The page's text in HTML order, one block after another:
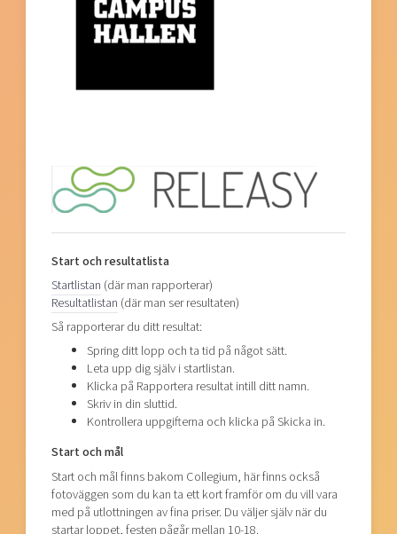
Start och resultatlista
Startlistan (där man rapporterar)
Resultatlistan (där man ser resultaten)
Så rapporterar du ditt resultat:
Spring ditt lopp och ta tid på något sätt.
Leta upp dig själv i startlistan.
Klicka på Rapportera resultat intill ditt namn.
Skriv in din sluttid.
Kontrollera uppgifterna och klicka på Skicka in.
Start och mål
Start och mål finns bakom Collegium, här finns också
fotoväggen som du kan ta ett kort framför om du vill vara
med på utlottningen av fina priser. Du väljer själv när du
startar loppet, festen pågår mellan 10-18.